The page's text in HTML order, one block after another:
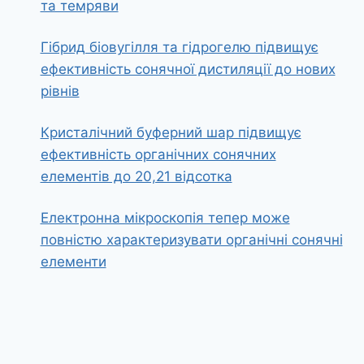
та темряви
Гібрид біовугілля та гідрогелю підвищує
ефективність сонячної дистиляції до нових
рівнів
Кристалічний буферний шар підвищує
ефективність органічних сонячних
елементів до 20,21 відсотка
Електронна мікроскопія тепер може
повністю характеризувати органічні сонячні
елементи